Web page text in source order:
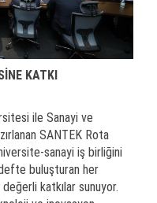
KATKI
ile Sanayi ve
SANTEK Rota
sanayi iş birliğini
buluşturan her
değerli katkılar sunuyor.